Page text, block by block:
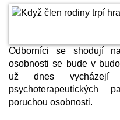
Odborníci se shodují
osobnosti se bude v
už dnes
poruchou osobnosti.